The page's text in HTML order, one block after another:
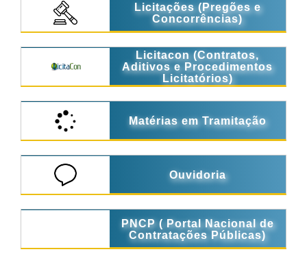
Licitações (Pregões e
Concorrências)
Licitacon (Contratos,
Aditivos e Procedimentos
Licitatórios)
Matérias em Tramitação
Ouvidoria
PNCP ( Portal Nacional de
Contratações Públicas)